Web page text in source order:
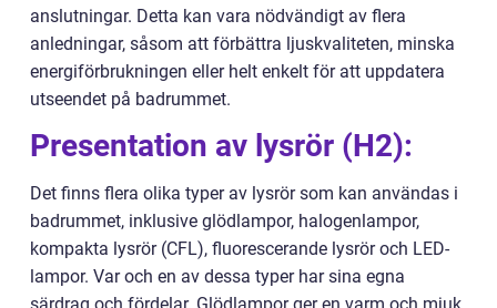
anslutningar. Detta kan vara nödvändigt av flera
anledningar, såsom att förbättra ljuskvaliteten, minska
energiförbrukningen eller helt enkelt för att uppdatera
utseendet på badrummet.
Presentation av lysrör (H2):
Det finns flera olika typer av lysrör som kan användas i
badrummet, inklusive glödlampor, halogenlampor,
kompakta lysrör (CFL), fluorescerande lysrör och LED-
lampor. Var och en av dessa typer har sina egna